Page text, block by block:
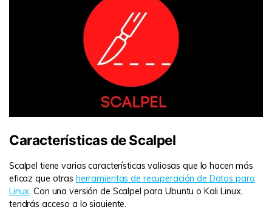
Características de Scalpel
Scalpel tiene varias características valiosas que lo hacen más
eficaz que otras herramientas de recuperación de Datos para
Linux. Con una versión de Scalpel para Ubuntu o Kali Linux,
tendrás acceso a lo siguiente.